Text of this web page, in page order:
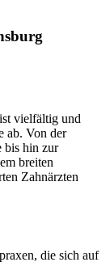
vielfältig und
ab. Von der
bis hin zur
breiten
Zahnärzten
die sich auf